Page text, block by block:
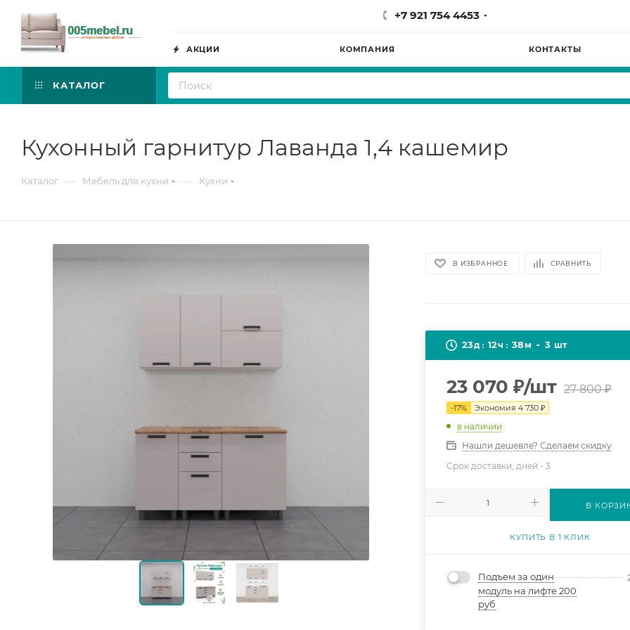
+7 921 754 4453
АКЦИИ КОМПАНИЯ КОНТАКТЫ
КАТАЛОГ
Кухонный гарнитур Лаванда 1,4 кашемир
Каталог — Мебель для кухни — Кухни
В ИЗБРАННОЕ СРАВНИТЬ
23д 12ч 38м 3 шт
23 070 ₽/шт 27 800₽
-17% Экономия4 730 ₽
в наличии
Нашли дешевле? Сделаем скидку
Срок доставки, дней -3
В
КУПИТЬ В 1 КЛИК
Подъем за один
модуль на лифте 200
руб